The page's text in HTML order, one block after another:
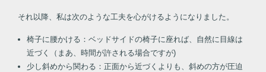
それ以降、私は次のような工夫を心がけるようになりました。
椅子に腰かける：ベッドサイドの椅子に座れば、自然に目線は
近づく（まあ、時間が許される場合ですが)
少し斜めから関わる：正面から近づくよりも、斜めの方が圧迫